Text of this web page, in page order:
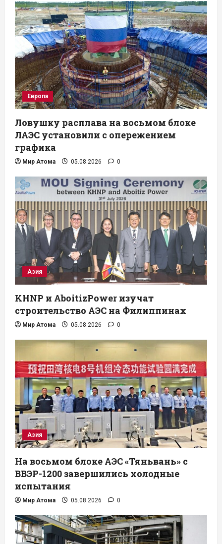
Европа
Ловушку расплава на восьмом блоке
ЛАЭС установили с опережением
графика
Мир Атома 05.08.2026 0
Азия
KHNP и AboitizPower изучат
строительство АЭС на Филиппинах
Мир Атома 05.08.2026 0
Азия
На восьмом блоке АЭС «Тяньвань» с
ВВЭР-1200 завершились холодные
испытания
Мир Атома 05.08.2026 0